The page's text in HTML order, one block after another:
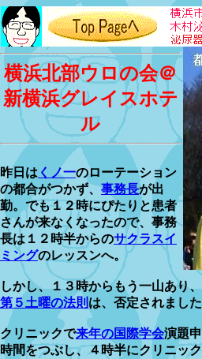
横浜北部ウロの会＠
新横浜グレイスホテ
ル
昨日は くノ一のローテーション
の都合がつかず、事務長が出
勤。でも１２時にぴたりと患者
さんが来なくなったので、事務
長は１２時半からのサクラスイ
ミングのレッスンへ。
しかし、１３時からもう一山あり
第５土曜の法則 は、否定されまし
クリニックで来年の国際学会演題
時間をつぶし、４時半にクリニッ